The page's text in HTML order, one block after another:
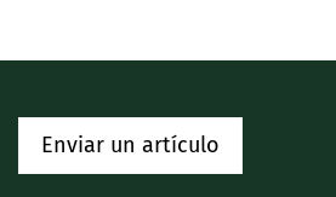
Enviar un artículo